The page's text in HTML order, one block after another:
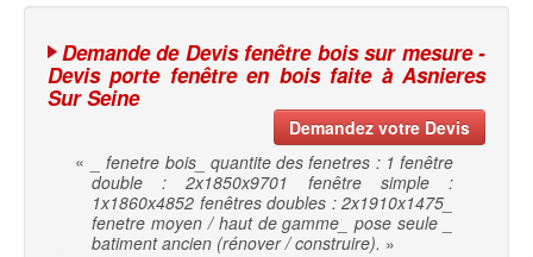
Demande de Devis fenêtre bois sur mesure -
Devis porte fenêtre en bois faite à Asnieres
Sur Seine
Demandez votre Devis
«
_ fenetre bois_ quantite des fenetres : 1 fenêtre
double : 2x1850x9701 fenêtre simple :
1x1860x4852 fenêtres doubles : 2x1910x1475_
fenetre moyen / haut de gamme_ pose seule _
batiment ancien (rénover / construire). »